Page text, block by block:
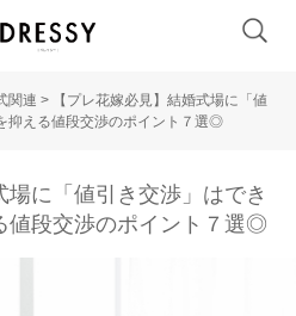
関連 >
【プレ花嫁必見】結婚式場に「値
抑える値段交渉のポイント７選◎
場に「値引き交渉」はでき
値段交渉のポイント７選◎